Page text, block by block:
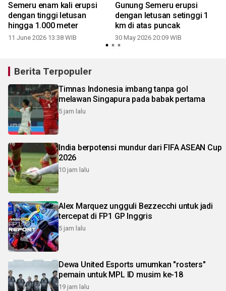
Semeru enam kali erupsi
dengan tinggi letusan
hingga 1.000 meter
11 June 2026 13:38 WIB
Gunung Semeru erupsi
dengan letusan setinggi 1
km di atas puncak
30 May 2026 20:09 WIB
Berita Terpopuler
Timnas Indonesia imbang tanpa gol
melawan Singapura pada babak pertama
5 jam lalu
India berpotensi mundur dari FIFA ASEAN Cup
2026
10 jam lalu
Alex Marquez ungguli Bezzecchi untuk jadi
tercepat di FP1 GP Inggris
5 jam lalu
Dewa United Esports umumkan "rosters"
pemain untuk MPL ID musim ke-18
19 jam lalu